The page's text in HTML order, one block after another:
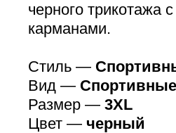
черного трикотажа
карманами.
Стиль —
Вид —
Размер — 3XL
Цвет — черный